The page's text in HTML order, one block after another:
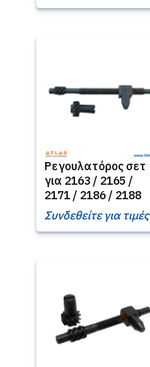
Ρεγουλατόρος σετ
για 2163 / 2165 /
2171 / 2186 / 2188
Συνδεθείτε για τιμές